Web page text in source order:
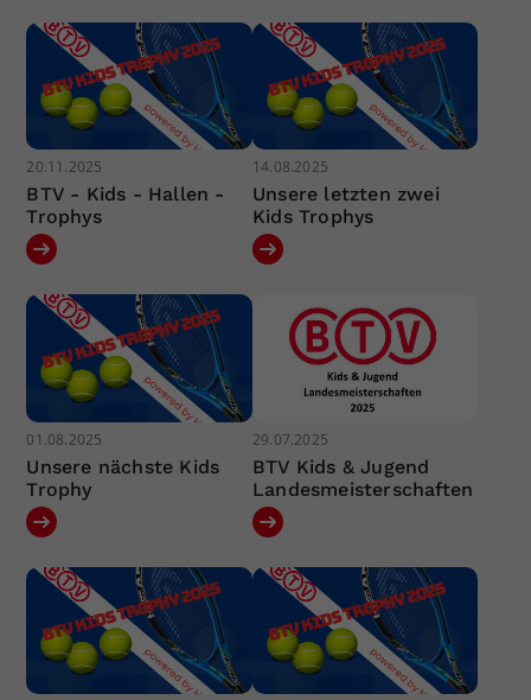
20.11.2025
BTV - Kids - Hallen -
Trophys
14.08.2025
Unsere letzten zwei
Kids Trophys
01.08.2025
Unsere nächste Kids
Trophy
29.07.2025
BTV Kids & Jugend
Landesmeisterschaften